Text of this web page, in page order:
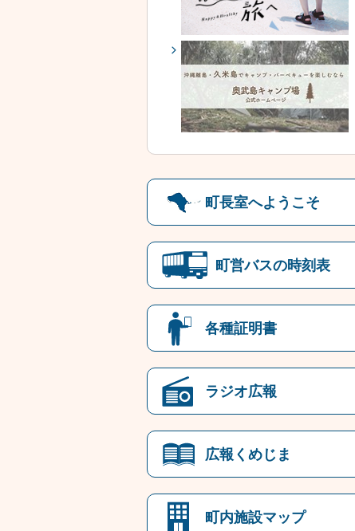
町長室へようこそ
町営バスの時刻表
各種証明書
ラジオ広報
広報くめじま
町内施設マップ